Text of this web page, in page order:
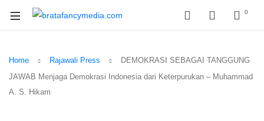
0
Home Rajawali Press
DEMOKRASI SEBAGAI TANGGUNG
JAWAB Menjaga Demokrasi Indonesia dari Keterpurukan – Muhammad
A. S. Hikam